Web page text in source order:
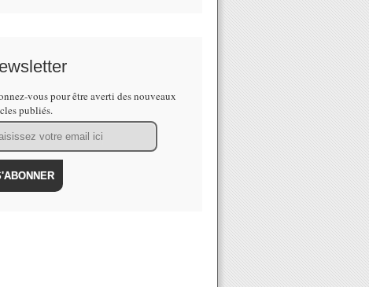
vous pour être averti des nouveaux
publiés.